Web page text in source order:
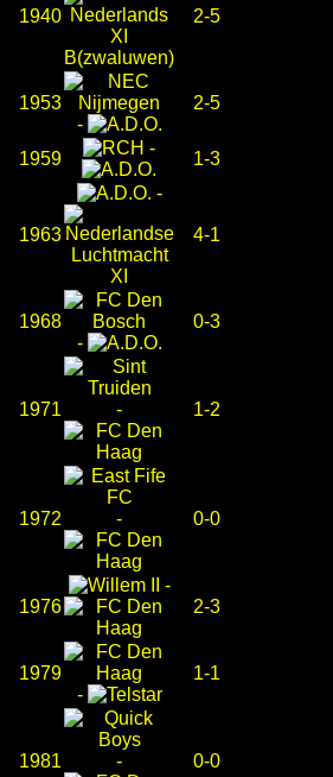
1940 2-5
1953
-
2-5
1959
-
1-3
1963
-
4-1
1968
-
0-3
1971 - 1-2
1972 - 0-0
1976
-
2-3
1979
-
1-1
1981 - 0-0